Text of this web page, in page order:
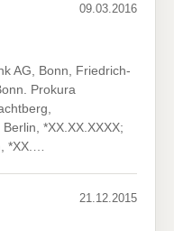
09.03.2016
AG, Bonn, Friedrich-
Prokura
*XX.XX.XXXX;
*XX.…
21.12.2015